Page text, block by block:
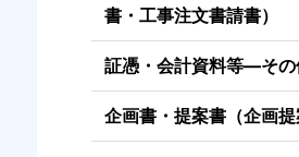
書・工事注文書請書）
証憑・会計資料等―その
企画書・提案書（企画提